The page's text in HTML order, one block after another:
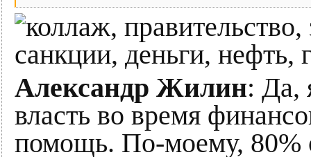
Александр Жилин: Да,
власть во время
помощь. По-моему, 80%